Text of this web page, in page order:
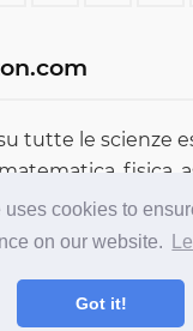
cookies to
on our website.
Got it!
tutte le scienze
fisica,
e molto altro.
il nostro blog!